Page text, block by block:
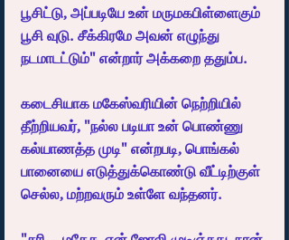
பூசிட்டு, அப்படியே உன் மருமகபிள்ளைகும்
பூசி வுடு. சீக்கிரமே அவன் எழுந்து
நடமாடட்டும்" என்றார் அக்கறை ததும்ப.
கடைசியாக மகேஸ்வரியின் நெற்றியில்
தீற்றியவர், "நல்ல படியா உன் பொண்ணு
கல்யாணத்த முடி" என்றபடி, பொங்கல்
பானையை எடுத்துக்கொண்டு வீட்டிற்குள்
செல்ல, மற்றவரும் உள்ளே வந்தனர்.